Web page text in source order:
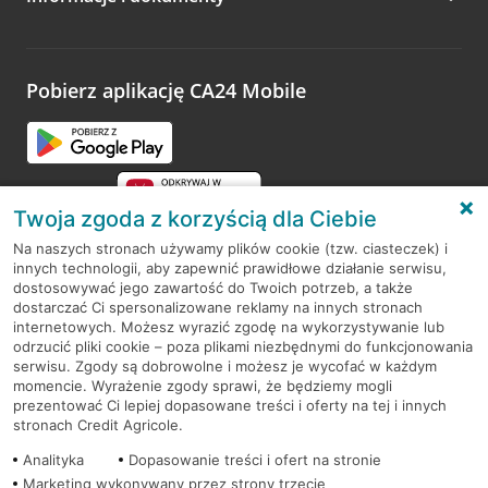
opinie.
Pobierz aplikację CA24 Mobile
RODO
Regulamin serwisu
Mapa serwisu
PolitykaCookies
Twoja zgoda z korzyścią dla Ciebie
Na naszych stronach używamy plików cookie (tzw. ciasteczek) i
innych technologii, aby zapewnić prawidłowe działanie serwisu,
dostosowywać jego zawartość do Twoich potrzeb, a także
dostarczać Ci spersonalizowane reklamy na innych stronach
internetowych. Możesz wyrazić zgodę na wykorzystywanie lub
odrzucić pliki cookie – poza plikami niezbędnymi do funkcjonowania
serwisu. Zgody są dobrowolne i możesz je wycofać w każdym
momencie. Wyrażenie zgody sprawi, że będziemy mogli
prezentować Ci lepiej dopasowane treści i oferty na tej i innych
stronach Credit Agricole.
Analityka
Dopasowanie treści i ofert na stronie
Marketing wykonywany przez strony trzecie